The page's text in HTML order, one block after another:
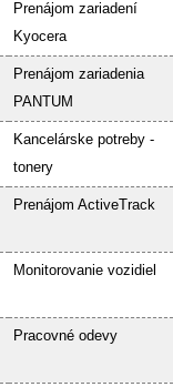
Prenájom zariadení
Kyocera
Prenájom zariadenia
PANTUM
Kancelárske potreby -
tonery
Prenájom ActiveTrack
Monitorovanie vozidiel
Pracovné odevy